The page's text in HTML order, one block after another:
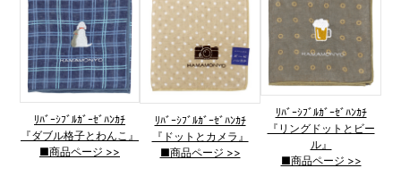
ﾘﾊﾞｰｼﾌﾞﾙｶﾞｰｾﾞﾊﾝｶﾁ
『ダブル格子とわんこ』
■商品ページ >>
ﾘﾊﾞｰｼﾌﾞﾙｶﾞｰｾﾞﾊﾝｶﾁ
『ドットとカメラ』
■商品ページ >>
ﾘﾊﾞｰｼﾌﾞﾙｶﾞｰｾﾞﾊﾝｶﾁ
『リングドットとビー
ル』
■商品ページ >>